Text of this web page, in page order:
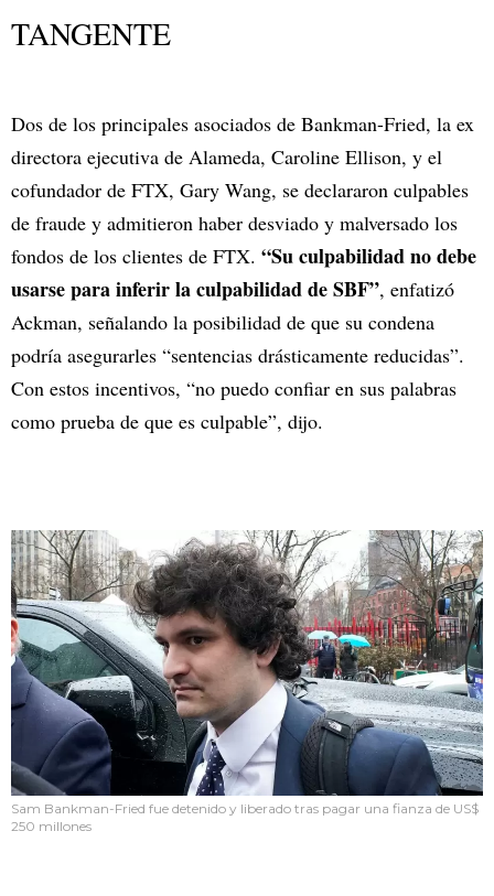
TANGENTE
Dos de los principales asociados de Bankman-Fried, la ex
directora ejecutiva de Alameda, Caroline Ellison, y el
cofundador de FTX, Gary Wang, se declararon culpables
de fraude y admitieron haber desviado y malversado los
fondos de los clientes de FTX. “Su culpabilidad no debe
usarse para inferir la culpabilidad de SBF”, enfatizó
Ackman, señalando la posibilidad de que su condena
podría asegurarles “sentencias drásticamente reducidas”.
Con estos incentivos, “no puedo confiar en sus palabras
como prueba de que es culpable”, dijo.
Sam Bankman-Fried fue detenido y liberado tras pagar una fianza de US$
250 millones